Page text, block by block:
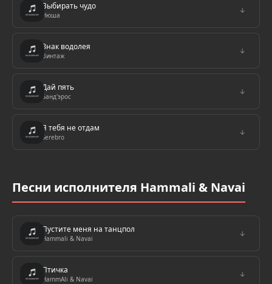
Выбирать чудо
Нюша
↓
Знак водолея
Винтаж
↓
Дай пять
Банд'эрос
↓
Я тебя не отдам
Serebro
↓
Песни исполнителя Hammali & Navai
Пустите меня на танцпол
Hammali & Navai
↓
Птичка
HammAli & Navai
↓